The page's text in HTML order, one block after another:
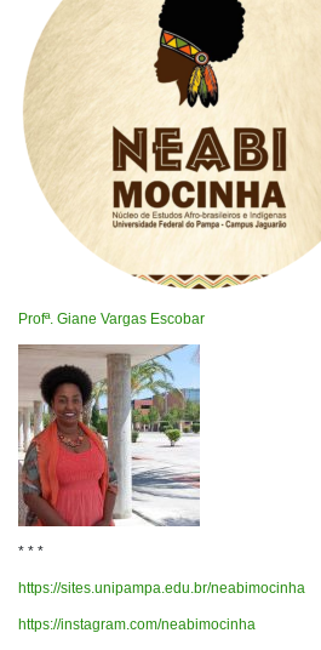
Profª. Giane Vargas Escobar
* * *
https://sites.unipampa.edu.br/neabimocinha
https://instagram.com/neabimocinha